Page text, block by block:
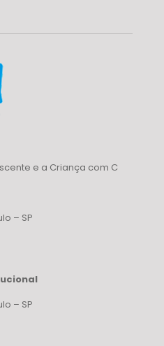
e a Criança com C
– SP
– SP